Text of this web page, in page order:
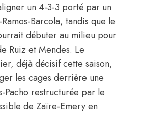
un 4-3-3 porté par un
Barcola, tandis que le
débuter au milieu pour
Ruiz et Mendes. Le
déjà décisif cette saison,
les cages derrière une
Pacho restructurée par le
de Zaïre-Emery en